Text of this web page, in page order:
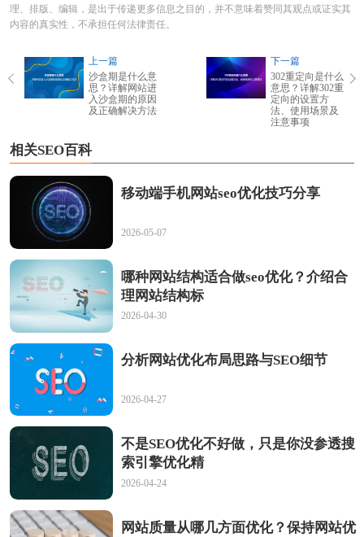
理、排版、编辑，是出于传递更多信息之目的，并不意味着赞同其观点或证实其
内容的真实性，不承担任何法律责任。
上一篇
沙盒期是什么意
思？详解网站进
入沙盒期的原因
及正确解决方法
下一篇
302重定向是什么
意思？详解302重
定向的设置方
法、使用场景及
注意事项
相关SEO百科
移动端手机网站seo优化技巧分享
2026-05-07
哪种网站结构适合做seo优化？介绍合
理网站结构标
2026-04-30
分析网站优化布局思路与SEO细节
2026-04-27
不是SEO优化不好做，只是你没参透搜
索引擎优化精
2026-04-24
网站质量从哪几方面优化？保持网站优